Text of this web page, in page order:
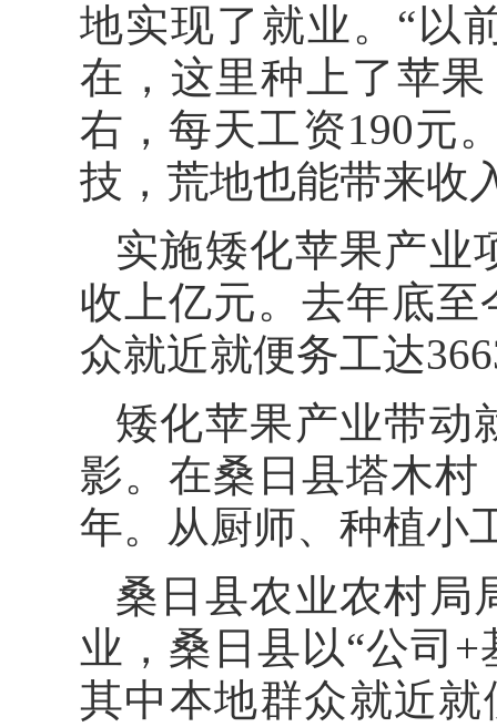
地实现了就业。“以
在，这里种上了苹
右，每天工资190元
技，荒地也能带来收
实施矮化苹果产业
收上亿元。去年底
众就近就便务工达
矮化苹果产业带动
影。在桑日县塔木村
年。从厨师、种植小
桑日县农业农村局
业，桑日县以“公司
其中本地群众就近就